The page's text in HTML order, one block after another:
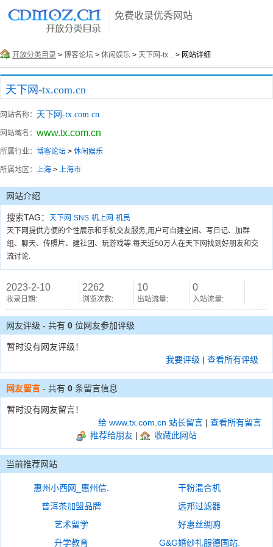
免费收录优秀网站
开放分类目录 > 博客论坛 > 休闲娱乐 > 天下网-tx... > 网站详细
天下网-tx.com.cn
网站名称： 天下网-tx.com.cn
网站域名： www.tx.com.cn
所属行业： 博客论坛 > 休闲娱乐
所属地区： 上海 > 上海市
网站介绍
搜索TAG： 天下网 SNS 机上网 机民
天下网提供方便的个性展示和手机交友服务,用户可自建空间、写日记、加群
组、聊天、传照片、建社团、玩游戏等.每天近50万人在天下网找到好朋友和交
流讨论.
2023-2-10
收录日期:
2262
浏览次数:
10
出站流量:
0
入站流量:
网友评级 - 共有 0 位网友参加评级
暂时没有网友评级！
我要评级 | 查看所有评级
网友留言 - 共有 0 条留言信息
暂时没有网友留言！
给 www.tx.com.cn 站长留言 | 查看所有留言
推荐给朋友 | 收藏此网站
当前推荐网站
惠州小西网_惠州信.
干粉混合机
普洱茶加盟品牌
远邦过滤器
艺术留学
好惠丝绸购
升学教育
G&G婚纱礼服德国站.